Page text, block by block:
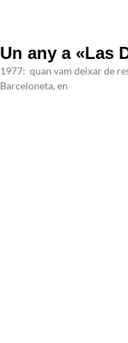
Un any a «Las
1977: quan vam deixar de
Barceloneta, en